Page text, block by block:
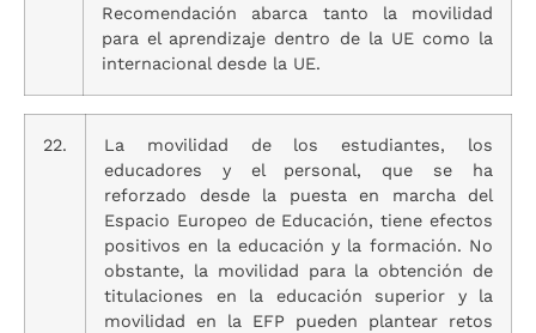
Recomendación abarca tanto la movilidad
para el aprendizaje dentro de la UE como la
internacional desde la UE.
22.
La movilidad de los estudiantes, los
educadores y el personal, que se ha
reforzado desde la puesta en marcha del
Espacio Europeo de Educación, tiene efectos
positivos en la educación y la formación. No
obstante, la movilidad para la obtención de
titulaciones en la educación superior y la
movilidad en la EFP pueden plantear retos